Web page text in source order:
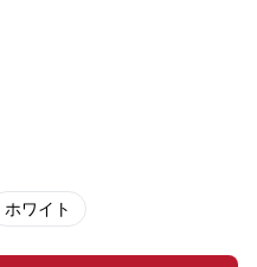
ホワイト